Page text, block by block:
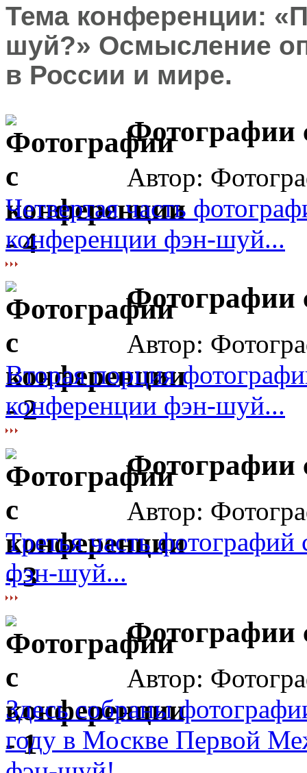
Тема конференции:
шуй?» Осмысление
в России и мире.
Фотографии
Автор:
Четвертая часть
конференции фэн-шуй...
Фотографии
Автор:
Вторая порция
конференции фэн-шуй...
Фотографии
Автор:
Третья часть
фэн-шуй...
Фотографии
Автор:
Здесь собраны
году в Москве Первой